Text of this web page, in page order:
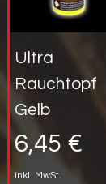
Ultra
Rauchtopf
Gelb
Preis
6,45 €
inkl. MwSt.